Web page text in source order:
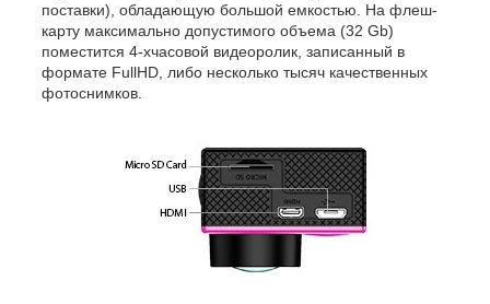
поставки), обладающую большой емкостью. На флеш-
карту максимально допустимого объема (32 Gb)
поместится 4-хчасовой видеоролик, записанный в
формате FullHD, либо несколько тысяч качественных
фотоснимков.